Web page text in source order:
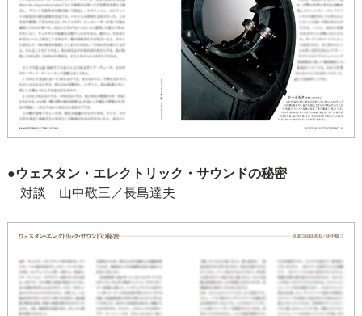
●ウェスタン・エレクトリック・サウンドの秘密
対談 山中敬三／長島達夫